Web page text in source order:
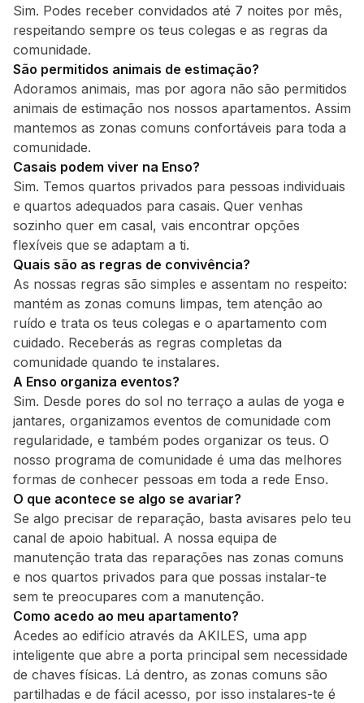
Sim. Podes receber convidados até 7 noites por mês,
respeitando sempre os teus colegas e as regras da
comunidade.
São permitidos animais de estimação?
Adoramos animais, mas por agora não são permitidos
animais de estimação nos nossos apartamentos. Assim
mantemos as zonas comuns confortáveis para toda a
comunidade.
Casais podem viver na Enso?
Sim. Temos quartos privados para pessoas individuais
e quartos adequados para casais. Quer venhas
sozinho quer em casal, vais encontrar opções
flexíveis que se adaptam a ti.
Quais são as regras de convivência?
As nossas regras são simples e assentam no respeito:
mantém as zonas comuns limpas, tem atenção ao
ruído e trata os teus colegas e o apartamento com
cuidado. Receberás as regras completas da
comunidade quando te instalares.
A Enso organiza eventos?
Sim. Desde pores do sol no terraço a aulas de yoga e
jantares, organizamos eventos de comunidade com
regularidade, e também podes organizar os teus. O
nosso programa de comunidade é uma das melhores
formas de conhecer pessoas em toda a rede Enso.
O que acontece se algo se avariar?
Se algo precisar de reparação, basta avisares pelo teu
canal de apoio habitual. A nossa equipa de
manutenção trata das reparações nas zonas comuns
e nos quartos privados para que possas instalar-te
sem te preocupares com a manutenção.
Como acedo ao meu apartamento?
Acedes ao edifício através da AKILES, uma app
inteligente que abre a porta principal sem necessidade
de chaves físicas. Lá dentro, as zonas comuns são
partilhadas e de fácil acesso, por isso instalares-te é